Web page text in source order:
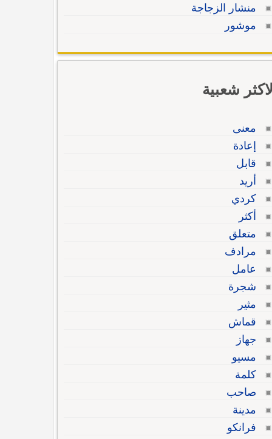
منشار الزجاجة
موشور
الاكثر شعبية
معنى
إعادة
قابل
أريد
كردي
أكثر
متعلق
مرادف
عامل
شجرة
مثير
قماش
جهاز
مسيو
كلمة
صاحب
مدينة
فرانكو